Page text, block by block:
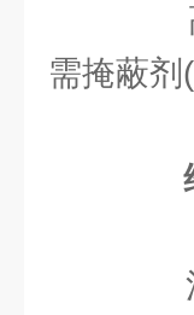
高
需掩蔽剂
消